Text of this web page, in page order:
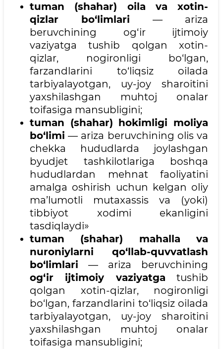
tuman (shahar) oila va xotin-
qizlar bo‘limlari — ariza
beruvchining og‘ir ijtimoiy
vaziyatga tushib qolgan xotin-
qizlar, nogironligi bo‘lgan,
farzandlarini to‘liqsiz oilada
tarbiyalayotgan, uy-joy sharoitini
yaxshilashgan muhtoj onalar
toifasiga mansubligini;
tuman (shahar) hokimligi moliya
bo‘limi — ariza beruvchining olis va
chekka hududlarda joylashgan
byudjet tashkilotlariga boshqa
hududlardan mehnat faoliyatini
amalga oshirish uchun kelgan oliy
ma’lumotli mutaxassis va (yoki)
tibbiyot xodimi ekanligini
tasdiqlaydi»
tuman (shahar) mahalla va
nuroniylarni qo‘llab-quvvatlash
bo‘limlari — ariza beruvchining
og‘ir ijtimoiy vaziyatga tushib
qolgan xotin-qizlar, nogironligi
bo‘lgan, farzandlarini to‘liqsiz oilada
tarbiyalayotgan, uy-joy sharoitini
yaxshilashgan muhtoj onalar
toifasiga mansubligini;